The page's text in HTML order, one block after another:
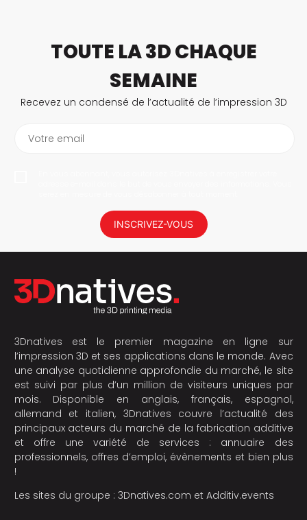
TOUTE LA 3D CHAQUE
SEMAINE
Recevez un condensé de l’actualité de l’impression 3D
Votre email
INSCRIVEZ-VOUS
3Dnatives est le premier magazine en ligne sur
l’impression 3D et ses applications dans le monde. Avec
une analyse quotidienne approfondie du marché, le site
est suivi par plus d’un million de visiteurs uniques par
mois. Disponible en anglais, français, espagnol,
allemand et italien, 3Dnatives couvre l’actualité des
principaux acteurs du marché de la fabrication additive
et offre une variété de services : annuaire des
professionnels, offres d’emploi, évènements et bien plus
!
Les sites du groupe : 3Dnatives.com et Additiv.events